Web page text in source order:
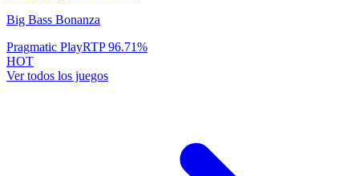
Big Bass Bonanza
Pragmatic PlayRTP96.71%
HOT
Ver todos los juegos